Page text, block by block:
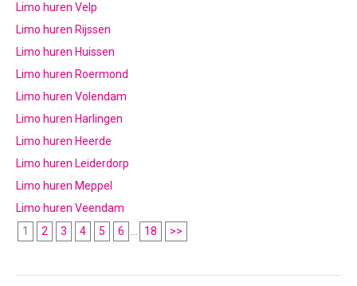
Limo huren Velp
Limo huren Rijssen
Limo huren Huissen
Limo huren Roermond
Limo huren Volendam
Limo huren Harlingen
Limo huren Heerde
Limo huren Leiderdorp
Limo huren Meppel
Limo huren Veendam
1
2 3 4 5 6 ... 18 >>